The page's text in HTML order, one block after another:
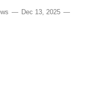
Dec 13, 2025